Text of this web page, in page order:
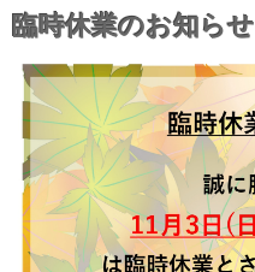
臨時休業のお知らせ